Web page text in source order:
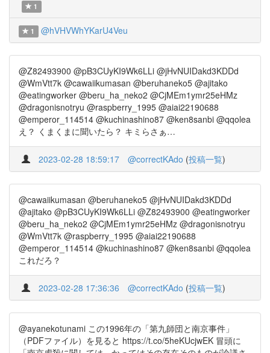
1
1 @hVHVWhYKarU4Veu
@Z82493900 @pB3CUyKI9Wk6LLi @jHvNUIDakd3KDDd
@WmVtt7k @cawaiikumasan @beruhaneko5 @ajitako
@eatingworker @beru_ha_neko2 @CjMEm1ymr25eHMz
@dragonisnotryu @raspberry_1995 @aiai22190688
@emperor_114514 @kuchinashino87 @ken8sanbi @qqolea
え？ くまくまに聞いたら？ キミらさぁ…
2023-02-28 18:59:17 @correctKAdo (投稿一覧)
@cawaiikumasan @beruhaneko5 @jHvNUIDakd3KDDd
@ajitako @pB3CUyKI9Wk6LLi @Z82493900 @eatingworker
@beru_ha_neko2 @CjMEm1ymr25eHMz @dragonisnotryu
@WmVtt7k @raspberry_1995 @aiai22190688
@emperor_114514 @kuchinashino87 @ken8sanbi @qqolea
これだろ？
2023-02-28 17:36:36 @correctKAdo (投稿一覧)
@ayanekotunami この1996年の「第九師団と南京事件」
（PDFファイル）を見ると https://t.co/5heKUcjwEK 冒頭に